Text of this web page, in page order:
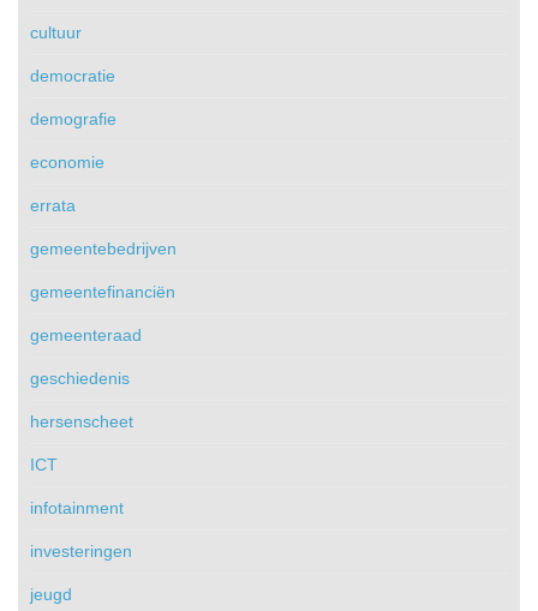
cultuur
democratie
demografie
economie
errata
gemeentebedrijven
gemeentefinanciën
gemeenteraad
geschiedenis
hersenscheet
ICT
infotainment
investeringen
jeugd